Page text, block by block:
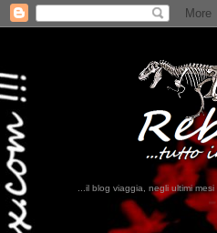
...il blog viaggia, negli ultimi
...qui trovate il nostro viaggio in